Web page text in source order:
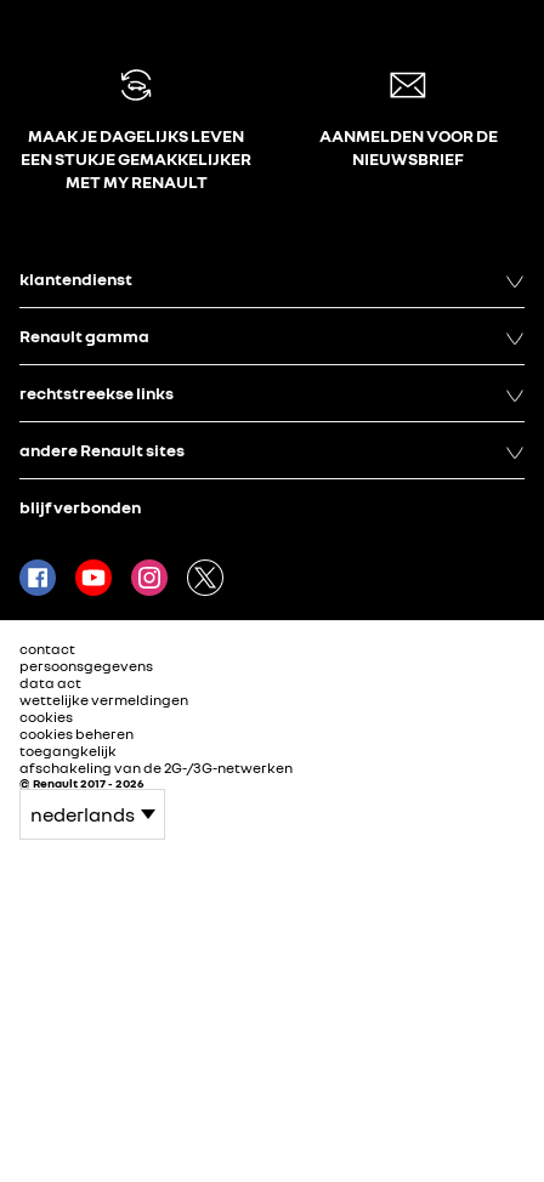
MAAK JE DAGELIJKS LEVEN
EEN STUKJE GEMAKKELIJKER
MET MY RENAULT
AANMELDEN VOOR DE
NIEUWSBRIEF
klantendienst
Renault gamma
rechtstreekse links
andere Renault sites
blijf verbonden
contact
persoonsgegevens
data act
wettelijke vermeldingen
cookies
cookies beheren
toegangkelijk
afschakeling van de 2G-/3G-netwerken
© Renault 2017 - 2026